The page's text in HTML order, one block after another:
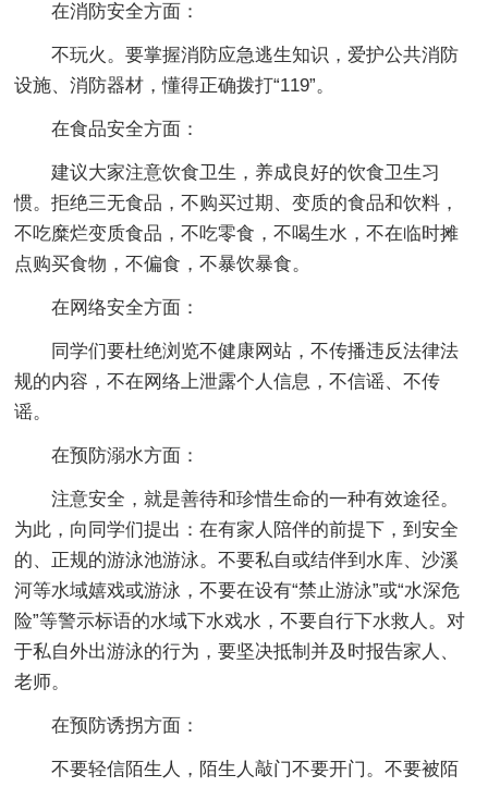
在消防安全方面：
不玩火。要掌握消防应急逃生知识，爱护公共消防
设施、消防器材，懂得正确拨打“119”。
在食品安全方面：
建议大家注意饮食卫生，养成良好的饮食卫生习
惯。拒绝三无食品，不购买过期、变质的食品和饮料，
不吃糜烂变质食品，不吃零食，不喝生水，不在临时摊
点购买食物，不偏食，不暴饮暴食。
在网络安全方面：
同学们要杜绝浏览不健康网站，不传播违反法律法
规的内容，不在网络上泄露个人信息，不信谣、不传
谣。
在预防溺水方面：
注意安全，就是善待和珍惜生命的一种有效途径。
为此，向同学们提出：在有家人陪伴的前提下，到安全
的、正规的游泳池游泳。不要私自或结伴到水库、沙溪
河等水域嬉戏或游泳，不要在设有“禁止游泳”或“水深危
险”等警示标语的水域下水戏水，不要自行下水救人。对
于私自外出游泳的行为，要坚决抵制并及时报告家人、
老师。
在预防诱拐方面：
不要轻信陌生人，陌生人敲门不要开门。不要被陌